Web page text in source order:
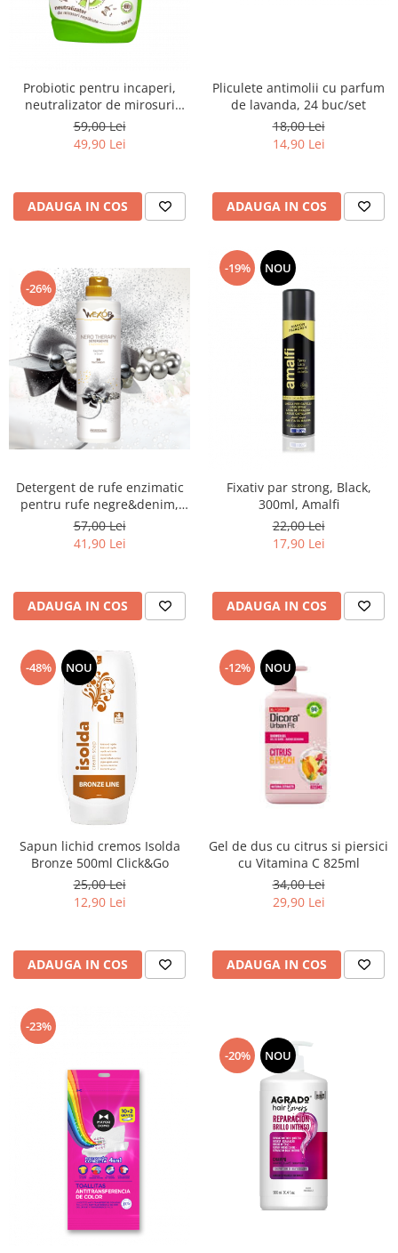
Probiotic pentru incaperi,
neutralizator de mirosuri
neplăcute, 500ml, Daxi
59,00 Lei
49,90 Lei
ADAUGA IN COS
Pliculete antimolii cu parfum
de lavanda, 24 buc/set
18,00 Lei
14,90 Lei
ADAUGA IN COS
-26%
Detergent de rufe enzimatic
pentru rufe negre&denim,
Nero Therapy, 750ml
57,00 Lei
41,90 Lei
ADAUGA IN COS
-19% NOU
Fixativ par strong, Black,
300ml, Amalfi
22,00 Lei
17,90 Lei
ADAUGA IN COS
-48% NOU
Sapun lichid cremos Isolda
Bronze 500ml Click&Go
25,00 Lei
12,90 Lei
ADAUGA IN COS
-12% NOU
Gel de dus cu citrus si piersici
cu Vitamina C 825ml
34,00 Lei
29,90 Lei
ADAUGA IN COS
-23%
-20% NOU